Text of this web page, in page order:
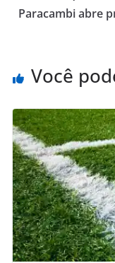
Paracambi abre
Você